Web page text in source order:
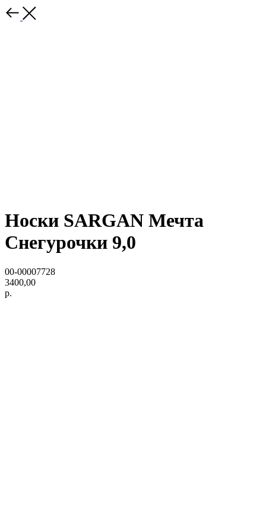
Носки SARGAN Мечта
Снегурочки 9,0
00-00007728
3400,00
р.